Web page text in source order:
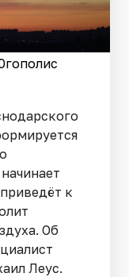
к
Об
Леус.